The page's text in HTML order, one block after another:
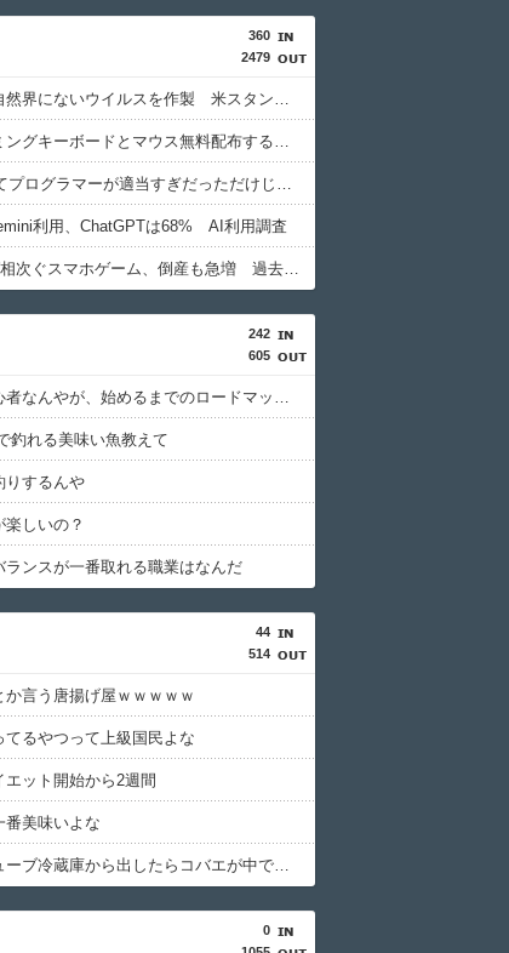
360
2479
【AI】AI使い自然界にないウイルスを作製 米スタンフォード大学が成果発表
秋葉原でゲーミングキーボードとマウス無料配布するよ→結果
2000年問題ってプログラマーが適当すぎだっただけじゃん
利用、ChatGPTは68% AI利用調査
【悲報】”サ終”相次ぐスマホゲーム、倒産も急増 過去最多ペースで推移
242
605
ガチの釣り初心者なんやが、始めるまでのロードマップ教えてくれ
釣れる美味い魚教えて
りするんや
しいの？
ランスが一番取れる職業はなんだ
44
514
か言う唐揚げ屋ｗｗｗｗｗ
てるやつって上級国民よな
エット開始から2週間
番美味いよな
しょうがのチューブ冷蔵庫から出したらコバエが中で暴れてた
0